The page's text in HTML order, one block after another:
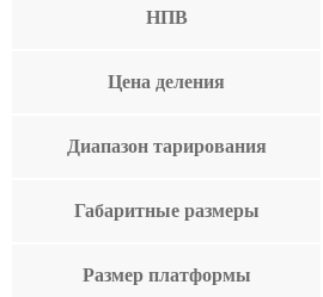
НПВ
Цена деления
Диапазон тарирования
Габаритные размеры
Размер платформы